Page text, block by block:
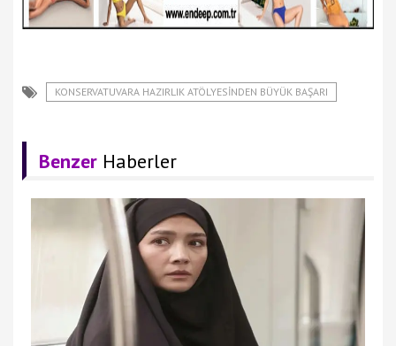
KONSERVATUVARA HAZIRLIK ATÖLYESINDEN BÜYÜK BAŞARI
Benzer Haberler